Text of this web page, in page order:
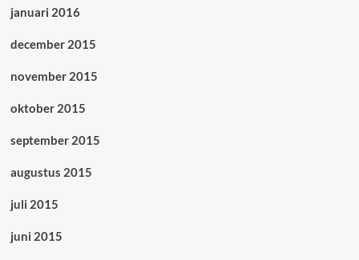
januari 2016
december 2015
november 2015
oktober 2015
september 2015
augustus 2015
juli 2015
juni 2015